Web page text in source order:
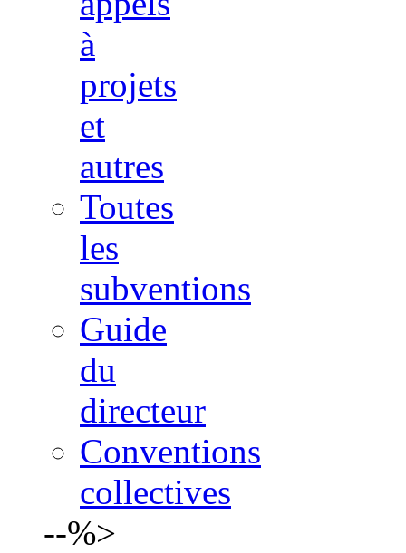
à
projets
et
autres
Toutes
les
subventions
Guide
du
directeur
Conventions
collectives
--%>